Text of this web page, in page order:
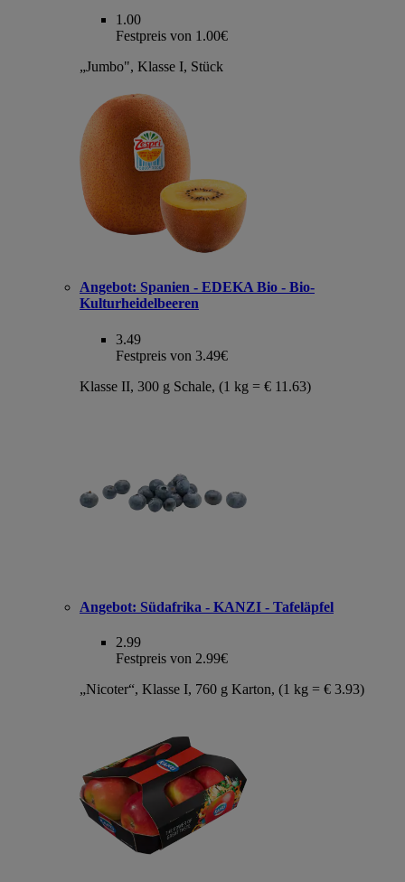
1.00
Festpreis von 1.00€
„Jumbo", Klasse I, Stück
Angebot: Spanien - EDEKA Bio - Bio-
Kulturheidelbeeren
3.49
Festpreis von 3.49€
Klasse II, 300 g Schale, (1 kg = € 11.63)
Angebot: Südafrika - KANZI - Tafeläpfel
2.99
Festpreis von 2.99€
„Nicoter“, Klasse I, 760 g Karton, (1 kg = € 3.93)